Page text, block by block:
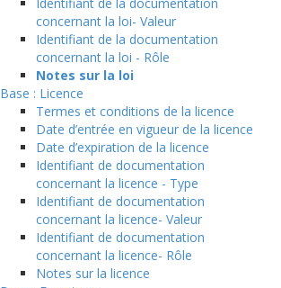
concernant la loi- Valeur
Identifiant de la documentation
concernant la loi - Rôle
Notes sur la loi
Base : Licence
Termes et conditions de la licence
Date d’entrée en vigueur de la licence
Date d’expiration de la licence
Identifiant de documentation
concernant la licence - Type
Identifiant de documentation
concernant la licence- Valeur
Identifiant de documentation
concernant la licence- Rôle
Notes sur la licence